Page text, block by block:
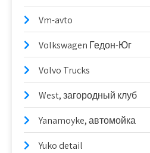
Vm-avto
Volkswagen Гедон-Юг
Volvo Trucks
West, загородный клуб
Yanamoyke, автомойка
Yuko detail